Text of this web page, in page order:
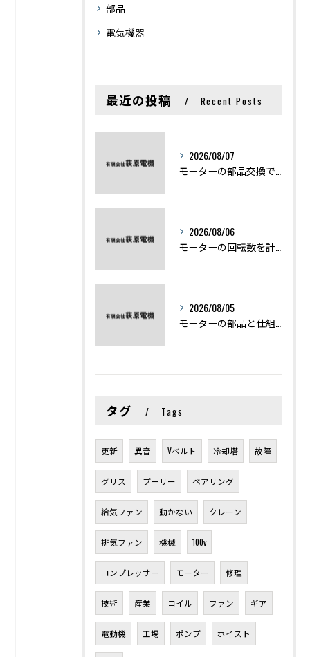
部品
電気機器
最近の投稿 Recent Posts
2026/08/07
2026/08/06
2026/08/05
タグ Tags
更新 異音 Vベルト 冷却塔 故障
グリス プーリー ベアリング
給気ファン 動かない クレーン
排気ファン 機械 100v
コンプレッサー モーター 修理
技術 産業 コイル ファン ギア
電動機 工場 ポンプ ホイスト